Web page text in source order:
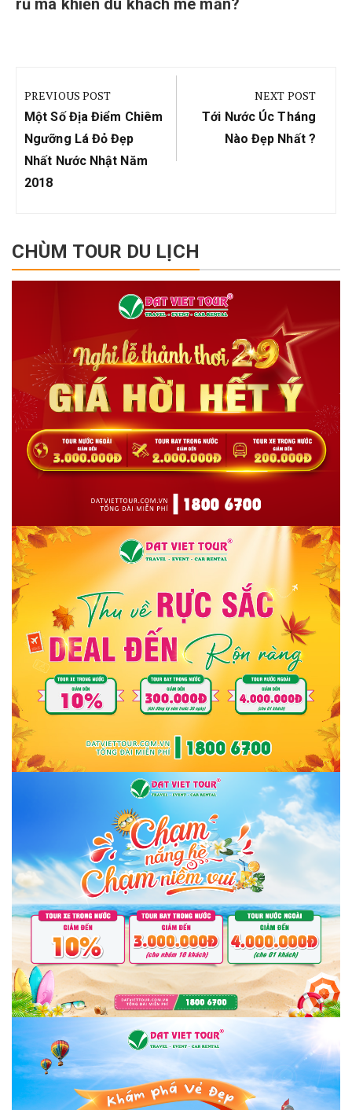
rũ mà khiến du khách mê mẩn?
hướng
bài
viết
PREVIOUS POST
Previous
Post:
Một Số Địa Điểm Chiêm
Ngưỡng Lá Đỏ Đẹp
Nhất Nước Nhật Năm
2018
NEXT POST
Next
Post:
Tới Nước Úc Tháng
Nào Đẹp Nhất ?
CHÙM TOUR DU LỊCH